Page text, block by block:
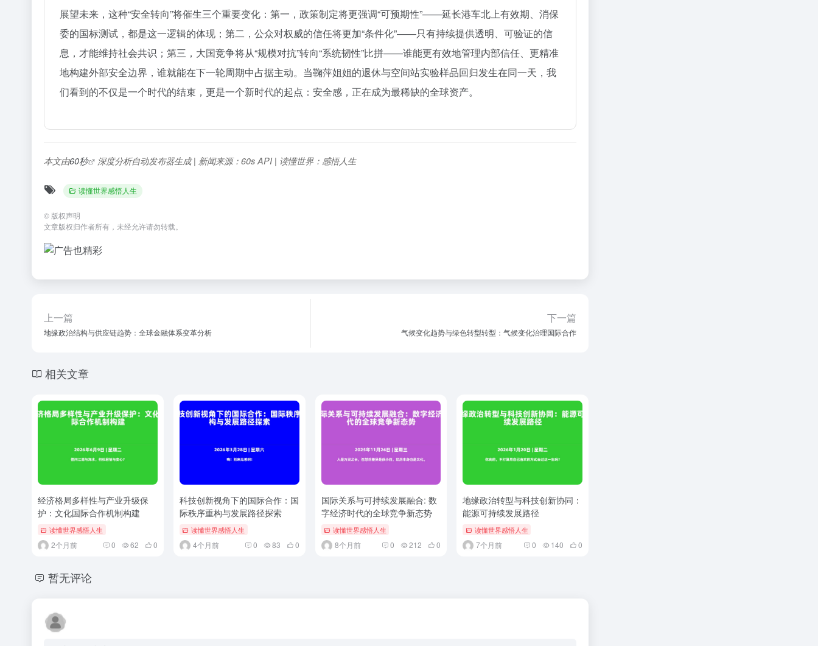
展望未来，这种“安全转向”将催生三个重要变化：第一，政策制定将更强调“可预期性”——延长港车北上有效期、消保
委的国标测试，都是这一逻辑的体现；第二，公众对权威的信任将更加“条件化”——只有持续提供透明、可验证的信
息，才能维持社会共识；第三，大国竞争将从“规模对抗”转向“系统韧性”比拼——谁能更有效地管理内部信任、更精准
地构建外部安全边界，谁就能在下一轮周期中占据主动。当鞠萍姐姐的退休与空间站实验样品回归发生在同一天，我
们看到的不仅是一个时代的结束，更是一个新时代的起点：安全感，正在成为最稀缺的全球资产。
本文由60秒 深度分析自动发布器生成 | 新闻来源：60s API | 读懂世界：感悟人生
读懂世界感悟人生
© 版权声明
文章版权归作者所有，未经允许请勿转载。
上一篇
地缘政治结构与供应链趋势：全球金融体系变革分析
下一篇
气候变化趋势与绿色转型转型：气候变化治理国际合作
相关文章
经济格局多样性与产业升级保
护：文化国际合作机制构建
读懂世界感悟人生
2个月前 0 62 0
科技创新视角下的国际合作：国
际秩序重构与发展路径探索
读懂世界感悟人生
4个月前 0 83 0
国际关系与可持续发展融合: 数
字经济时代的全球竞争新态势
读懂世界感悟人生
8个月前 0 212 0
地缘政治转型与科技创新协同：
能源可持续发展路径
读懂世界感悟人生
7个月前 0 140 0
暂无评论